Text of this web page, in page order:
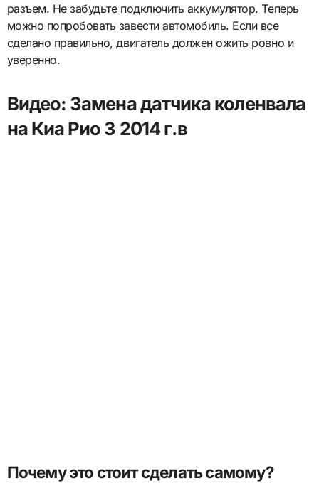
разъем. Не забудьте подключить аккумулятор. Теперь
можно попробовать завести автомобиль. Если все
сделано правильно, двигатель должен ожить ровно и
уверенно.
Видео: Замена датчика коленвала
на Киа Рио 3 2014 г.в
Почему это стоит сделать самому?